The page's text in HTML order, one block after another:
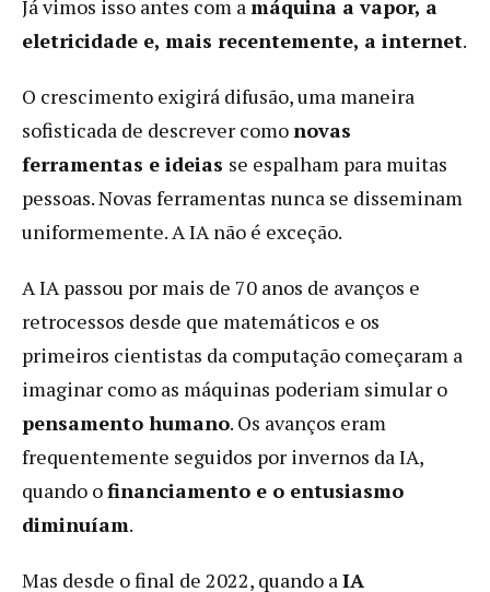
Já vimos isso antes com amáquina a vapor, a
eletricidade e, mais recentemente, a internet.
O crescimento exigirá difusão, uma maneira
sofisticada de descrever comonovas
ferramentas e ideias se espalham para muitas
pessoas. Novas ferramentas nunca se disseminam
uniformemente. A IA não é exceção.
A IA passou por mais de 70 anos de avanços e
retrocessos desde que matemáticos e os
primeiros cientistas da computação começaram a
imaginar como as máquinas poderiam simular o
pensamento humano. Os avanços eram
frequentemente seguidos por invernos da IA,
quando ofinanciamento e o entusiasmo
diminuíam.
Mas desde o final de 2022, quando aIA